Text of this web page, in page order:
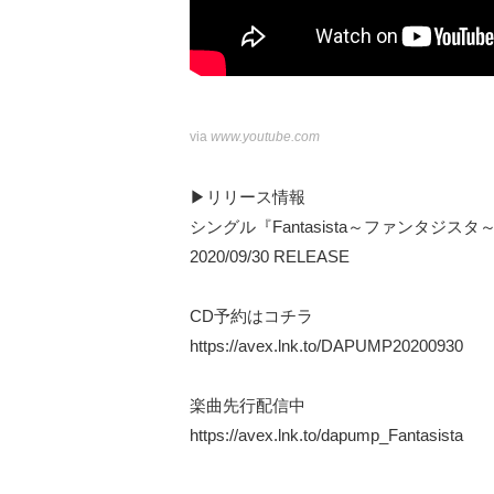
via www.youtube.com
▶リリース情報
シングル『Fantasista～ファンタジスタ
2020/09/30 RELEASE
CD予約はコチラ
https://avex.lnk.to/DAPUMP20200930
楽曲先行配信中
https://avex.lnk.to/dapump_Fantasista